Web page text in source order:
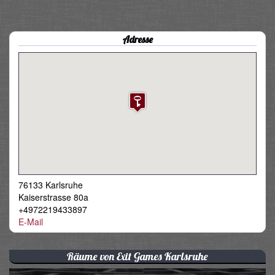
Adresse
76133 Karlsruhe
Kaiserstrasse 80a
+4972219433897
E-Mail
Räume von Exit Games Karlsruhe